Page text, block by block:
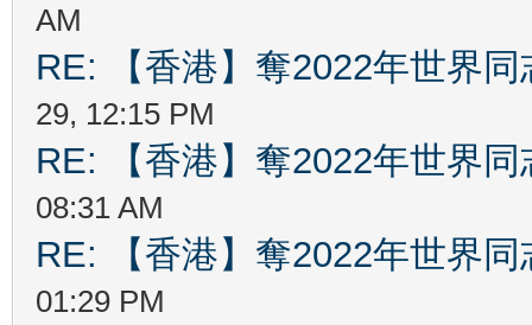
AM
RE: 【香港】奪2022年世界
29, 12:15 PM
RE: 【香港】奪2022年世界
08:31 AM
RE: 【香港】奪2022年世界
01:29 PM